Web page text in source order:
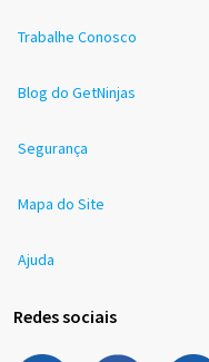
Trabalhe Conosco
Blog do GetNinjas
Segurança
Mapa do Site
Ajuda
Redes sociais